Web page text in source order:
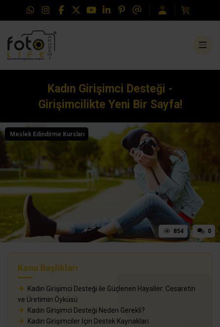
Kadın Girişimci Desteği -
Girişimcilikte Yeni Bir Sayfa!
Meslek Edindirme Kursları
854 0
Konu Başlıkları
Kadın Girişimci Desteği ile Güçlenen Hayaller: Cesaretin
ve Üretimin Öyküsü
Kadın Girişimci Desteği Neden Gerekli?
Kadın Girişimciler İçin Destek Kaynakları